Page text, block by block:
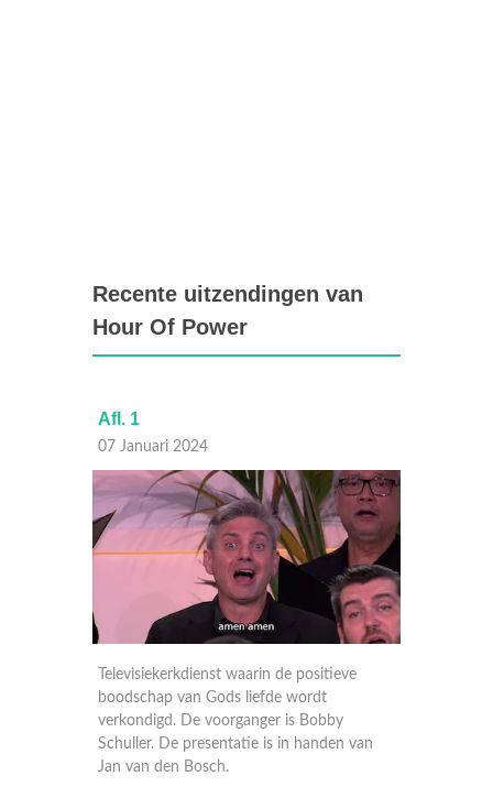
Recente uitzendingen van
Hour Of Power
Afl. 1
07 Januari 2024
Televisiekerkdienst waarin de positieve
boodschap van Gods liefde wordt
verkondigd. De voorganger is Bobby
Schuller. De presentatie is in handen van
Jan van den Bosch.